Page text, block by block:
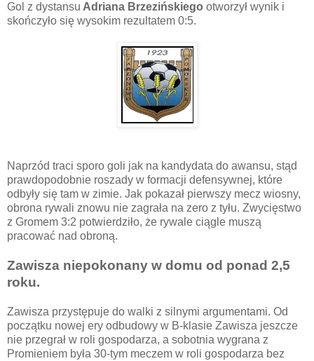
Gol z dystansu Adriana Brzezińskiego otworzył wynik i
skończyło się wysokim rezultatem 0:5.
Naprzód traci sporo goli jak na kandydata do awansu, stąd
prawdopodobnie roszady w formacji defensywnej, które
odbyły się tam w zimie. Jak pokazał pierwszy mecz wiosny,
obrona rywali znowu nie zagrała na zero z tyłu. Zwycięstwo
z Gromem 3:2 potwierdziło, że rywale ciągle muszą
pracować nad obroną.
Zawisza niepokonany w domu od ponad 2,5
roku.
Zawisza przystępuje do walki z silnymi argumentami. Od
początku nowej ery odbudowy w B-klasie Zawisza jeszcze
nie przegrał w roli gospodarza, a sobotnia wygrana z
Promieniem była 30-tym meczem w roli gospodarza bez